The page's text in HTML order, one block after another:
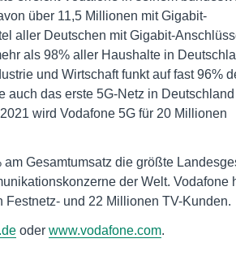
über 11,5 Millionen mit Gigabit-
aller Deutschen mit Gigabit-
als 98% aller Haushalte in
und Wirtschaft funkt auf fast 96%
das erste 5G-Netz in
wird Vodafone 5G für 20 Millionen
Gesamtumsatz die größte
der Welt. Vodafone
und 22 Millionen TV-Kunden.
oder www.vodafone.com.